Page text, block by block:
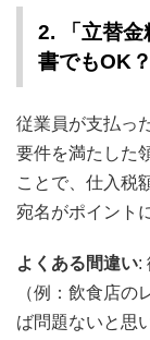
2. 「立替金
書でもOK？
従業員が支払っ
要件を満たした
ことで、仕入税
宛名がポイント
よくある間違い:
（例：飲食店
ば問題ないと思